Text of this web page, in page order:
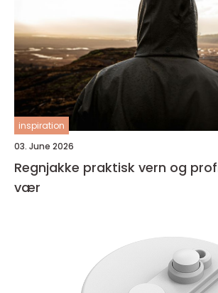
inspiration
03. June 2026
Regnjakke praktisk vern og profil i alt slags
vær